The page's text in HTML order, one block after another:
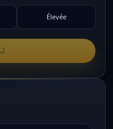
Élevée
2